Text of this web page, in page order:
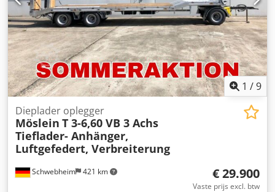
1 /9
Schwebheim 421 km
Dieplader oplegger
Möslein T 3-6,60 VB 3 Achs
Tieflader- Anhänger,
Luftgefedert, Verbreiterung
€ 29.900
Vaste prijs excl. btw